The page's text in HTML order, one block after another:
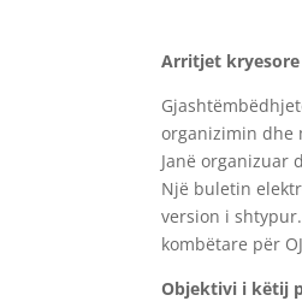
Arritjet
organizimin dhe
Janë organizuar
Një buletin
version i
kombëtare për
Objektivi i këtij